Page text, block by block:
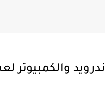
والكمبيوتر